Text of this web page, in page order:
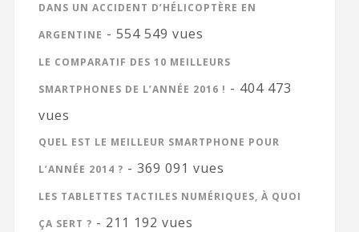
DANS UN ACCIDENT D’HÉLICOPTÈRE EN
ARGENTINE - 554 549 vues
LE COMPARATIF DES 10 MEILLEURS
SMARTPHONES DE L’ANNÉE 2016 ! - 404 473
vues
QUEL EST LE MEILLEUR SMARTPHONE POUR
L’ANNÉE 2014 ? - 369 091 vues
LES TABLETTES TACTILES NUMÉRIQUES, À QUOI
ÇA SERT ? - 211 192 vues